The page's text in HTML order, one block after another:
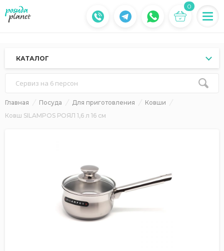
0
КАТАЛОГ
Сервиз на 6 персон
Главная Посуда Для приготовления
Ковши
Ковш SILAMPOS РОЯЛ 1,6 л 16 см